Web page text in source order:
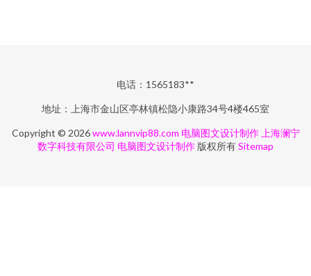
电话：1565183**
地址：上海市金山区亭林镇松隐小康路34号4楼465室
Copyright © 2026www.lannvip88.com 电脑图文设计制作 上海澜宁
数字科技有限公司 电脑图文设计制作 版权所有Sitemap